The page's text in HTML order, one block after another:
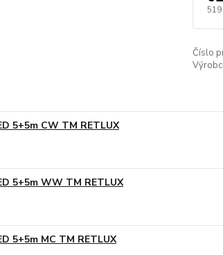
519
Číslo
5+5m CW TM RETLUX
5+5m WW TM RETLUX
5+5m MC TM RETLUX